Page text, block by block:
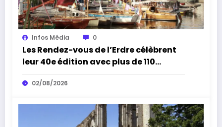
Infos Média 0
Les Rendez-vous de l’Erdre célèbrent
leur 40e édition avec plus de 110
concerts
02/08/2026